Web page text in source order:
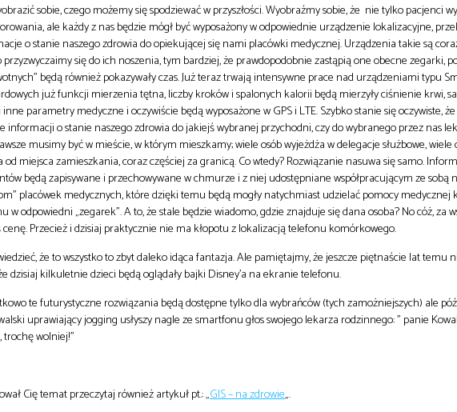
sobie, czego możemy się spodziewać w przyszłości. Wyobraźmy sobie, że nie tylko pacjenci
ale każdy z nas będzie mógł być wyposażony w odpowiednie urządzenie lokalizacyjne,
o stanie naszego zdrowia do opiekującej się nami placówki medycznej. Urządzenia takie są
przyzwyczaimy się do ich noszenia, tym bardziej, że prawdopodobnie zastąpią one obecne zegarki,
będą również pokazywały czas. Już teraz trwają intensywne prace nad urządzeniami typu
już funkcji mierzenia tętna, liczby kroków i spalonych kalorii będą mierzyły ciśnienie krwi,
parametry medyczne i oczywiście będą wyposażone w GPS i LTE. Szybko stanie się oczywiste,
informacji o stanie naszego zdrowia do jakiejś wybranej przychodni, czy do wybranego przez nas
musimy być w mieście, w którym mieszkamy; wiele osób wyjeżdża w delegacje służbowe, wiele
od miejsca zamieszkania, coraz częściej za granicą. Co wtedy? Rozwiązanie nasuwa się samo.
będą zapisywane i przechowywane w chmurze i z niej udostępniane współpracującym ze sobą
placówek medycznych, które dzięki temu będą mogły natychmiast udzielać pomocy medycznej
w odpowiedni „zegarek”. A to, że stale będzie wiadomo, gdzie znajduje się dana osoba? No cóż, za
cenę. Przecież i dzisiaj praktycznie nie ma kłopotu z lokalizacją telefonu komórkowego.
że to wszystko to zbyt daleko idąca fantazja. Ale pamiętajmy, że jeszcze piętnaście lat temu
dzisiaj kilkuletnie dzieci będą oglądały bajki Disney’a na ekranie telefonu.
te futurystyczne rozwiązania będą dostępne tylko dla wybrańców (tych zamożniejszych) ale
uprawiający jogging usłyszy nagle ze smartfonu głos swojego lekarza rodzinnego: ” panie
trochę wolniej!”
Cię temat przeczytaj również artykuł pt.: „GIS – na zdrowie„.